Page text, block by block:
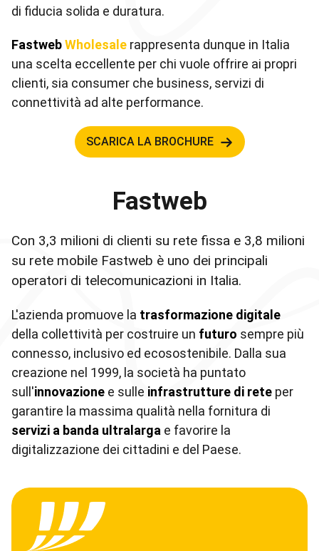
di fiducia solida e duratura.
FastwebWholesale rappresenta dunque in Italia
una scelta eccellente per chi vuole offrire ai propri
clienti, sia consumer che business, servizi di
connettività ad alte performance.
SCARICA LA BROCHURE
Fastweb
Con 3,3 milioni di clienti su rete fissa e 3,8 milioni
su rete mobile Fastweb è uno dei principali
operatori di telecomunicazioni in Italia.
L'azienda promuove la trasformazione digitale
della collettività per costruire un futuro sempre più
connesso, inclusivo ed ecosostenibile. Dalla sua
creazione nel 1999, la società ha puntato
sull'innovazione e sulle infrastrutture di rete per
garantire la massima qualità nella fornitura di
servizi a banda ultralarga e favorire la
digitalizzazione dei cittadini e del Paese.